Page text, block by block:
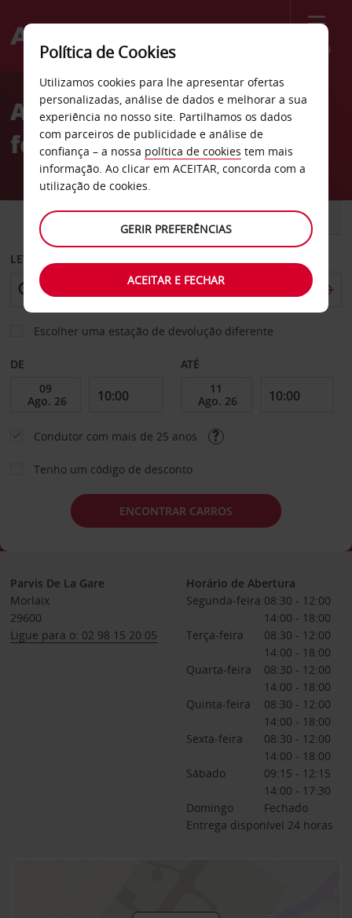
Menu
Welcome
AvisAluguer de carros Estação
ferroviária de Morlaix
CARRO COMERCIAIS
LEVANTAR EM
Escolher uma estação de devolução diferente
DE ATÉ
Condutor com mais de 25 anos
Tenho um código de desconto
ENCONTRAR CARROS
Parvis De La Gare
Morlaix
29600
Ligue para o: 02 98 15 20 05
Horário de Abertura
Segunda-feira 08:30 - 12:00
14:00 - 18:00
Terça-feira
08:30 - 12:00
14:00 - 18:00
Quarta-feira
08:30 - 12:00
14:00 - 18:00
Quinta-feira
08:30 - 12:00
14:00 - 18:00
Sexta-feira
08:30 - 12:00
14:00 - 18:00
Sábado
09:15 - 12:15
14:00 - 17:30
Domingo
Fechado
Entrega disponível 24 horas
Política de Cookies
Utilizamos cookies para lhe apresentar ofertas
personalizadas, análise de dados e melhorar a sua
experiência no nosso site. Partilhamos os dados
com parceiros de publicidade e análise de
confiança – a nossa política de cookies tem mais
informação. Ao clicar em ACEITAR, concorda com a
utilização de cookies.
GERIR PREFERÊNCIAS
ACEITAR E FECHAR